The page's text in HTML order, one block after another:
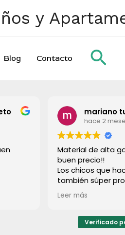
y
Blog Contacto
mariano tuoro
hace 2 meses
Material de alta gama
buen precio!!
Los chicos que hacen
también súper
rápido e súper limpios!
recomiendo a todos!
Leer más
Verificado